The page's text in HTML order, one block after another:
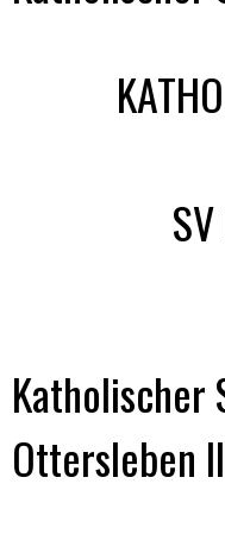
Katholischer
Ottersleben II